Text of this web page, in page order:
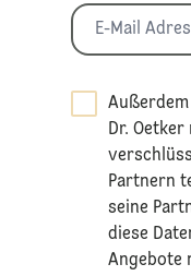
Dr. Oetker
Partnern
seine
diese
Angebote